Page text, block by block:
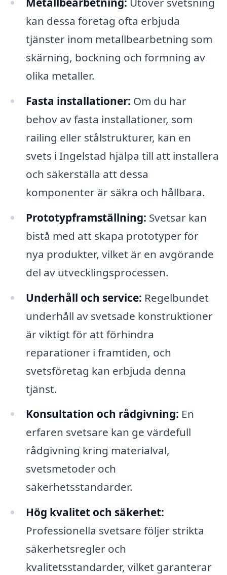
kan dessa företag ofta erbjuda
tjänster inom metallbearbetning som
skärning, bockning och formning av
olika metaller.
Fasta installationer: Om du har
behov av fasta installationer, som
railing eller stålstrukturer, kan en
svets i Ingelstad hjälpa till att installera
och säkerställa att dessa
komponenter är säkra och hållbara.
Prototypframställning: Svetsar kan
bistå med att skapa prototyper för
nya produkter, vilket är en avgörande
del av utvecklingsprocessen.
Underhåll och service: Regelbundet
underhåll av svetsade konstruktioner
är viktigt för att förhindra
reparationer i framtiden, och
svetsföretag kan erbjuda denna
tjänst.
Konsultation och rådgivning: En
erfaren svetsare kan ge värdefull
rådgivning kring materialval,
svetsmetoder och
säkerhetsstandarder.
Hög kvalitet och säkerhet:
Professionella svetsare följer strikta
säkerhetsregler och
kvalitetsstandarder, vilket garanterar